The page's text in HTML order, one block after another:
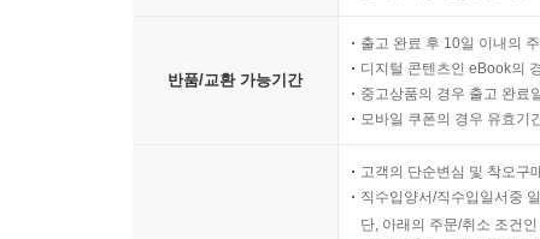
반품/교환 가능기간
출고 완료 후 10일 이내의
디지털 콘텐츠인 eBook의
중고상품의 경우 출고 완료
모바일 쿠폰의 경우 유효기
고객의 단순변심 및 착오구
직수입양서/직수입일서중
단, 아래의 주문/취소 조건